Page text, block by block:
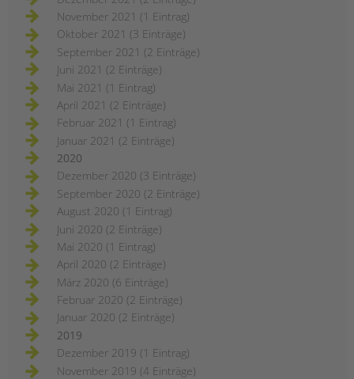
November 2021 (1 Eintrag)
Oktober 2021 (3 Einträge)
September 2021 (2 Einträge)
Juni 2021 (2 Einträge)
Mai 2021 (1 Eintrag)
April 2021 (2 Einträge)
Februar 2021 (1 Eintrag)
Januar 2021 (2 Einträge)
2020
Dezember 2020 (3 Einträge)
September 2020 (2 Einträge)
August 2020 (1 Eintrag)
Juni 2020 (2 Einträge)
Mai 2020 (1 Eintrag)
April 2020 (2 Einträge)
März 2020 (6 Einträge)
Februar 2020 (2 Einträge)
Januar 2020 (2 Einträge)
2019
Dezember 2019 (1 Eintrag)
November 2019 (4 Einträge)